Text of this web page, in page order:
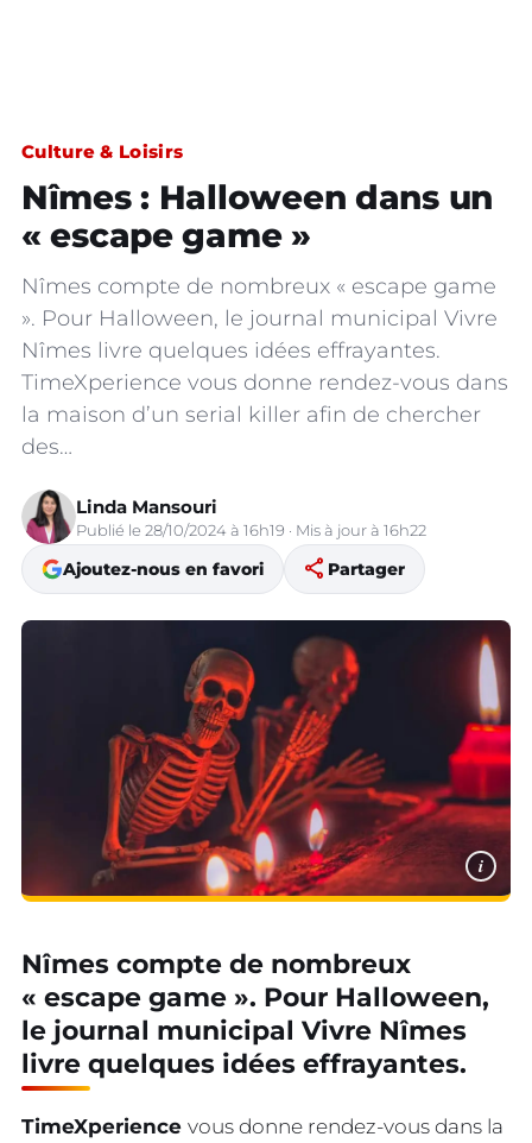
Culture & Loisirs
Nîmes : Halloween dans un
« escape game »
Nîmes compte de nombreux « escape game
». Pour Halloween, le journal municipal Vivre
Nîmes livre quelques idées effrayantes.
TimeXperience vous donne rendez-vous dans
la maison d’un serial killer afin de chercher
des…
Linda Mansouri
Publié le 28/10/2024 à 16h19 · Mis à jour à 16h22
Ajoutez-nous en favori share Partager
i
Nîmes compte de nombreux
« escape game ». Pour Halloween,
le journal municipal Vivre Nîmes
livre quelques idées effrayantes.
TimeXperience vous donne rendez-vous dans la